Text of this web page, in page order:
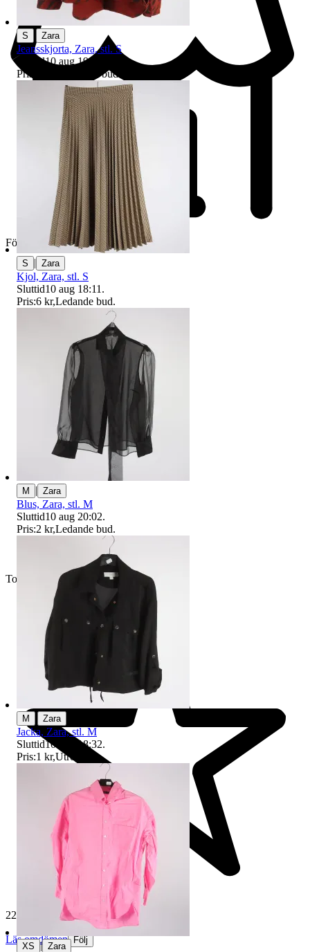
Företag
Toppsäljare
229 352 omdömen
Läs omdömen Följ
S Zara
Jeansskjorta, Zara, stl. S
Sluttid10 aug 19:22
Pris:
Ledande bud
S | Zara
Kjol, Zara, stl. S
Sluttid10 aug 18:11 .
Pris:6 kr,Ledande bud.
M | Zara
Blus, Zara, stl. M
Sluttid10 aug 20:02.
Pris:2 kr,Ledande bud.
M Zara
Jacka, Zara, stl. M
Sluttid10 aug 18:32.
Pris:1 kr,Utropspris.
XS | Zara